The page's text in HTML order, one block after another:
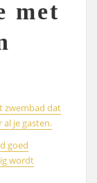
met
zwembad dat
je gasten.
goed
wordt